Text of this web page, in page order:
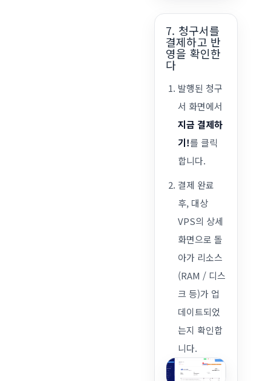
7. 청구서를
결제하고 반
영을 확인한
다
발행된 청구
서 화면에서
지금 결제하
기!를 클릭
합니다.
결제 완료
후, 대상
VPS의 상세
화면으로 돌
아가 리소스
(RAM / 디스
크 등)가 업
데이트되었
는지 확인합
니다.